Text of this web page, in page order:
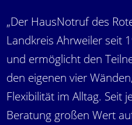
„Der HausNotruf des
Landkreis Ahrweiler seit
und ermöglicht den
den eigenen vier
Flexibilität im Alltag. Seit
Beratung großen Wert